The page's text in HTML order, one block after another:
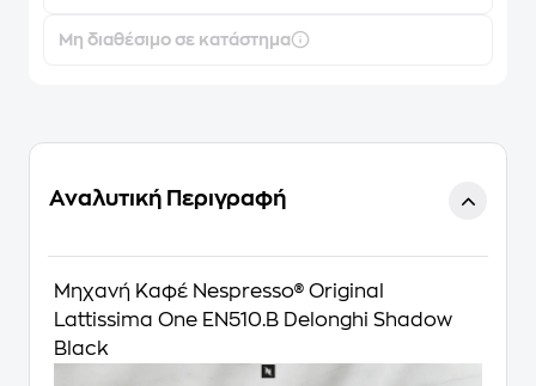
Μη διαθέσιμο σε κατάστημα
Αναλυτική Περιγραφή
Μηχανή Καφέ Nespresso® Original
Lattissima One EN510.B Delonghi Shadow
Black